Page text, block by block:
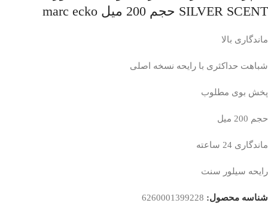
SILVER SCENT حجم 200 میل marc ecko
ماندگاری بالا
شباهت حداکثری با رایحه نسخه اصلی
پخش بوی مطلوب
حجم 200 میل
ماندگاری 24 ساعته
رایحه سیلور سنت
شناسه محصول: 6260001399228